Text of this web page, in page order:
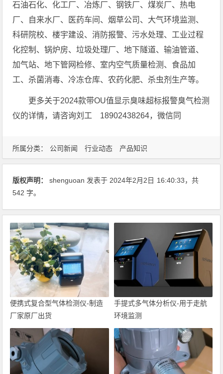
石油石化、化工厂、冶炼厂、钢铁厂、煤炭厂、热电
厂、自来水厂、医药车间、烟草公司、大气环境监测、
科研院校、楼宇建设、消防报警、污水处理、工业过程
化控制、锅炉房、垃圾处理厂、地下隧道、输油管道、
加气站、地下管网检修、室内空气质量检测、食品加
工、杀菌消毒、冷冻仓库、农药化肥、杀虫剂生产等。
更多关于2024款带OU值显示臭味超标报警臭气检测
仪的详情，请咨询刘工 18902438264，微信同
所属分类： 公司新闻 行业动态 产品知识
版权声明： shenguoan 发表于 2024年2月2日 16:40:33，共
542 字。
便携式复合型气体检测仪-制造
厂家原厂出货
手提式多气体分析仪-用于走航
环境监测